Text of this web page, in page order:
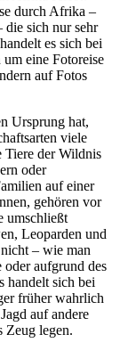
durch Afrika –
die sich nur sehr
es sich bei
eine Fotoreise
auf Fotos
Ursprung hat,
viele
Tiere der Wildnis
oder
auf einer
gehören vor
umschließt
Leoparden und
– wie man
aufgrund des
handelt sich bei
früher wahrlich
auf andere
Zeug legen.